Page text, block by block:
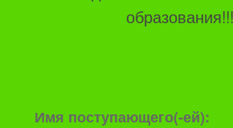
образования!!!
Имя поступающего(-ей):